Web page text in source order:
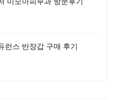
런스 반장갑 구매 후기